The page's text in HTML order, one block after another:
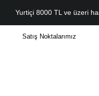
Yurtiçi 8000 TL ve üzeri
Satış Noktalarımız